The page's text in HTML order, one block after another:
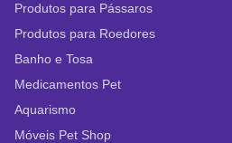
Produtos para Pássaros
Produtos para Roedores
Banho e Tosa
Medicamentos Pet
Aquarismo
Móveis Pet Shop